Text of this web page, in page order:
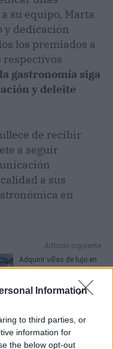
Information
to third parties, or
information for
the below opt-out
su equipo, Marta
y dedicación
los premiados a
respectivos
gastronomía siga
y deleite
de recibir
a seguir
a sus
en
Artículo siguiente
Adquirir villas de lujo en
mano de Dinhjelper-